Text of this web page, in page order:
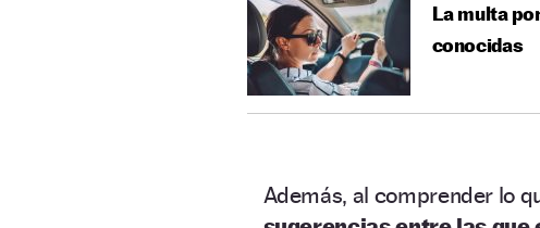
La multa
conocidas
Además, al comprender lo